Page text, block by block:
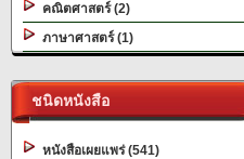
คณิตศาสตร์ (2)
ภาษาศาสตร์ (1)
ชนิดหนังสือ
หนังสือเผยแพร่ (541)